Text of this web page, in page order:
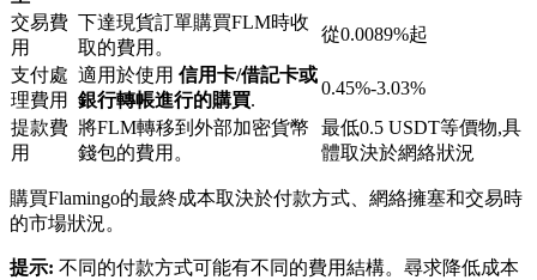
輕鬆獲得多重福利
交易費
用
下達現貨訂單購買FLM時收
取的費用。
從0.0089%起
支付處
理費用
適用於使用 信用卡/借記卡或
銀行轉帳進行的購買.
0.45%-3.03%
提款費
用
將FLM轉移到外部加密貨幣
錢包的費用。
最低0.5 USDT等價物,具
體取決於網絡狀況
購買Flamingo的最終成本取決於付款方式、網絡擁塞和交易時
的市場狀況。
提示: 不同的付款方式可能有不同的費用結構。尋求降低成本